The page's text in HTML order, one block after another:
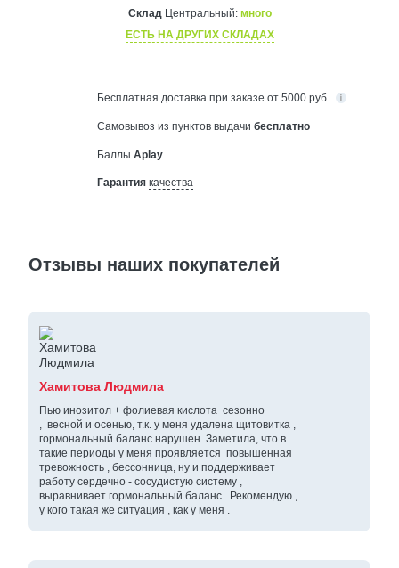
СкладЦентральный: много
ЕСТЬ НА ДРУГИХ СКЛАДАХ
Бесплатная доставка при заказе от 5000 руб.
Самовывоз из пунктов выдачи бесплатно
Баллы Aplay
Гарантия качества
Отзывы наших покупателей
Хамитова Людмила
Пью инозитол + фолиевая кислота сезонно
, весной и осенью, т.к. у меня удалена щитовитка ,
гормональный баланс нарушен. Заметила, что в
такие периоды у меня проявляется повышенная
тревожность , бессонница, ну и поддерживает
работу сердечно - сосудистую систему ,
выравнивает гормональный баланс . Рекомендую ,
у кого такая же ситуация , как у меня .